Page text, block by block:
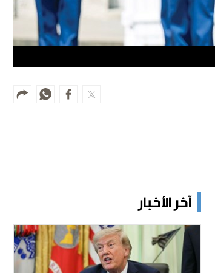
آخر الأخبار